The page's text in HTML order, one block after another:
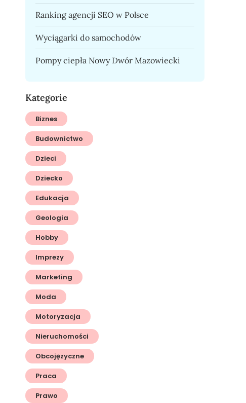
Ranking agencji SEO w Polsce
Wyciągarki do samochodów
Pompy ciepła Nowy Dwór Mazowiecki
Kategorie
Biznes
Budownictwo
Dzieci
Dziecko
Edukacja
Geologia
Hobby
Imprezy
Marketing
Moda
Motoryzacja
Nieruchomości
Obcojęzyczne
Praca
Prawo